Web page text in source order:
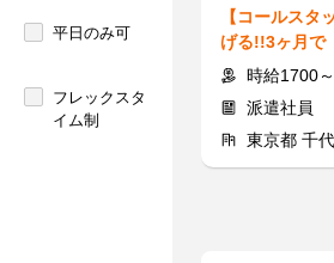
平日のみ可
フレックスタ
イム制
【コールスタ
げる!!3ヶ月で
未経験START
時給1700～
派遣社員
東京都 千